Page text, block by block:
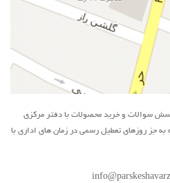
سوالات و خرید محصولات با دفتر مرکزی
جز روزهای تعطیل رسمی در زمان های اداری با